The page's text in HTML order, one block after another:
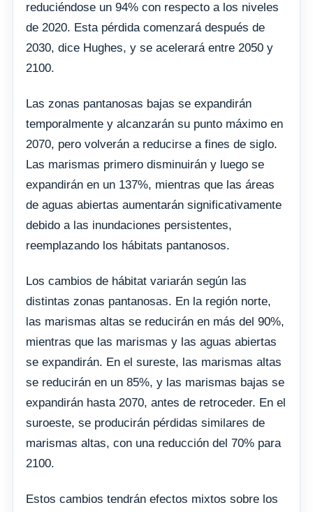
reduciéndose un 94% con respecto a los niveles
de 2020. Esta pérdida comenzará después de
2030, dice Hughes, y se acelerará entre 2050 y
2100.
Las zonas pantanosas bajas se expandirán
temporalmente y alcanzarán su punto máximo en
2070, pero volverán a reducirse a fines de siglo.
Las marismas primero disminuirán y luego se
expandirán en un 137%, mientras que las áreas
de aguas abiertas aumentarán significativamente
debido a las inundaciones persistentes,
reemplazando los hábitats pantanosos.
Los cambios de hábitat variarán según las
distintas zonas pantanosas. En la región norte,
las marismas altas se reducirán en más del 90%,
mientras que las marismas y las aguas abiertas
se expandirán. En el sureste, las marismas altas
se reducirán en un 85%, y las marismas bajas se
expandirán hasta 2070, antes de retroceder. En el
suroeste, se producirán pérdidas similares de
marismas altas, con una reducción del 70% para
2100.
Estos cambios tendrán efectos mixtos sobre los